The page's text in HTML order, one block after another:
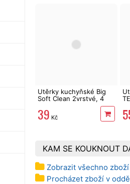
Utěrky kuchyňské Big
Soft Clean 2vrstvé, 4
39 Kč
KAM SE KOUKNOUT
Zobrazit všechno
Procházet zboží v